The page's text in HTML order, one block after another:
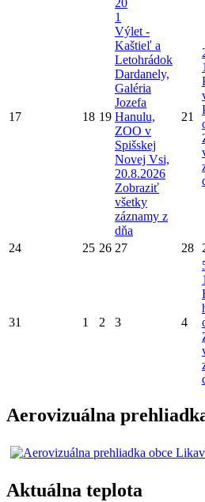
17 18 19
20
1
Výlet -
Kaštieľ a
Letohrádok
Dardanely,
Galéria
Jozefa
Hanulu,
ZOO v
Spišskej
Novej Vsi,
20.8.2026
Zobraziť
všetky
záznamy z
dňa
21
24 25 26 27 28
31 1 2 3 4
Aerovizuálna
Aktuálna teplota